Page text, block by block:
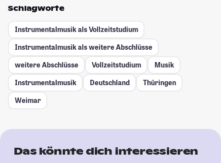
Schlagworte
Instrumentalmusik als Vollzeitstudium
Instrumentalmusik als weitere Abschlüsse
weitere Abschlüsse
Vollzeitstudium
Musik
Instrumentalmusik
Deutschland
Thüringen
Weimar
Das könnte dich interessieren